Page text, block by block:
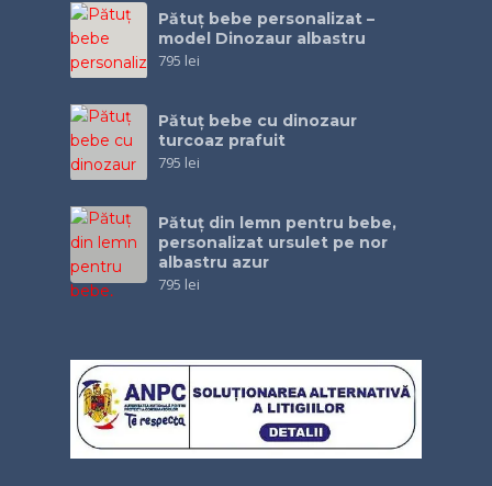
Pătuț bebe personalizat –
model Dinozaur albastru
795 lei
Pătuţ bebe cu dinozaur
turcoaz prafuit
795 lei
Pătuţ din lemn pentru bebe,
personalizat ursulet pe nor
albastru azur
795 lei